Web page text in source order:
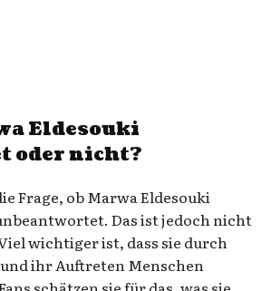
Eldesouki
oder nicht?
Frage, ob Marwa Eldesouki
Das ist jedoch nicht
wichtiger ist, dass sie durch
ihr Auftreten Menschen